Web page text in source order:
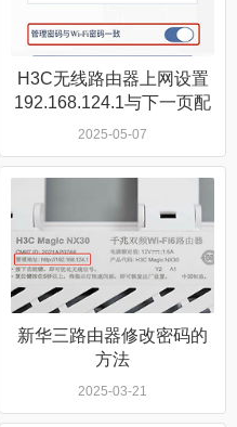
H3C无线路由器上网设置
192.168.124.1与下一页配
置
2025-05-07
新华三路由器修改密码的
方法
2025-03-21